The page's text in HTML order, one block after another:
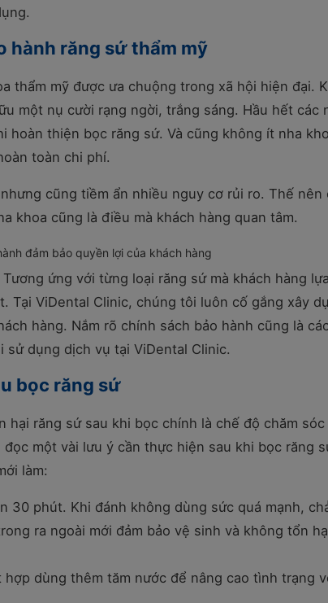
hành răng sứ thẩm mỹ
thẩm mỹ được ưa chuộng trong xã hội hiện đại.
một nụ cười rạng ngời, trắng sáng. Hầu hết các
hoàn thiện bọc răng sứ. Và cũng không ít nha
toàn chi phí.
cũng tiềm ẩn nhiều nguy cơ rủi ro. Thế nên
khoa cũng là điều mà khách hàng quan tâm.
đảm bảo quyền lợi của khách hàng
ứng với từng loại răng sứ mà khách hàng
Tại ViDental Clinic, chúng tôi luôn cố gắng xây
hàng. Nắm rõ chính sách bảo hành cũng là
sử dụng dịch vụ tại ViDental Clinic.
bọc răng sứ
răng sứ sau khi bọc chính là chế độ chăm sóc
một vài lưu ý cần thực hiện sau khi bọc răng
làm:
30 phút. Khi đánh không dùng sức quá mạnh,
ra ngoài mới đảm bảo vệ sinh và không tổn
dùng thêm tăm nước để nâng cao tình trạng